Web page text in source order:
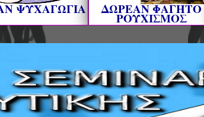
ΨΥΧΑΓΩΓΙΑ ΔΩΡΕΑΝ ΦΑΓΗΤΟ
ΡΟΥΧΙΣΜΟΣ